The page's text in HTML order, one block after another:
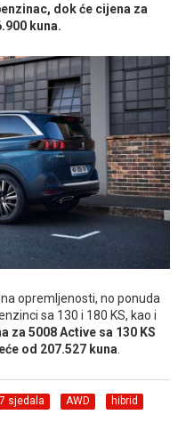
dok će cijena za
kuna.
opremljenosti, no ponuda
sa 130 i 180 KS, kao i
za 5008 Active sa 130 KS
od 207.527 kuna.
7 sjedala AWD hibrid